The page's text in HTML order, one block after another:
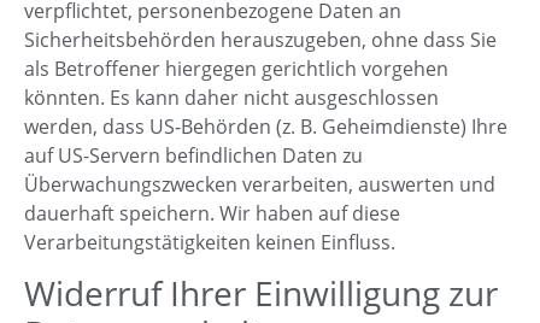
verpflichtet, personenbezogene Daten an
Sicherheitsbehörden herauszugeben, ohne dass Sie
als Betroffener hiergegen gerichtlich vorgehen
könnten. Es kann daher nicht ausgeschlossen
werden, dass US-Behörden (z. B. Geheimdienste) Ihre
auf US-Servern befindlichen Daten zu
Überwachungszwecken verarbeiten, auswerten und
dauerhaft speichern. Wir haben auf diese
Verarbeitungstätigkeiten keinen Einfluss.
Widerruf Ihrer Einwilligung zur